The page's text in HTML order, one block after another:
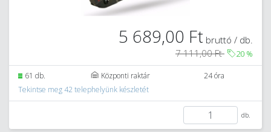
5 689,00 Ft bruttó / db.
7 111,00 Ft
20 %
61 db. Központi raktár
24 óra
Tekintse meg 42 telephelyünk készletét
db.